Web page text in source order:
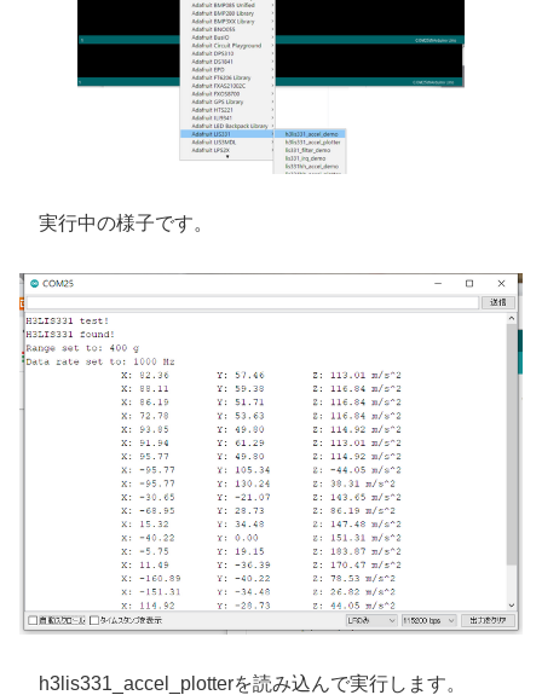
実行中の様子です。
h3lis331_accel_plotterを読み込んで実行します。